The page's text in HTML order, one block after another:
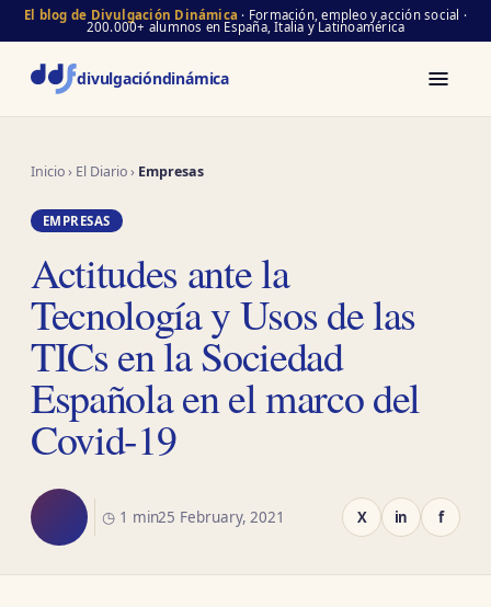
El blog de Divulgación Dinámica · Formación, empleo y acción social ·
200.000+ alumnos en España, Italia y Latinoamérica
divulgacióndinámica
Inicio› El Diario› Empresas
EMPRESAS
Actitudes ante la
Tecnología y Usos de las
TICs en la Sociedad
Española en el marco del
Covid-19
◷ 1 min25 February, 2021 X in f